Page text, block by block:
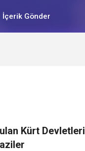
İçerik Gönder
Kürt Devletleri